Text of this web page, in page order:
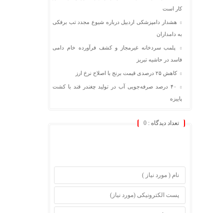
کار است
هشدار دامپزشکی اردبیل درباره شیوع مجدد تب برفکی
به دامداران
پلمب سردخانه غیرمجاز و کشف فرآورده خام دامی
فاسد در حاشیه تبریز
کاهش ۲۵ درصدی قیمت برنج با اصلاح نرخ ارز
۴۰ درصد صرفه‌جویی آب در تولید چغندر قند با کشت
پاییزه
تعداد دیدگاه : 0